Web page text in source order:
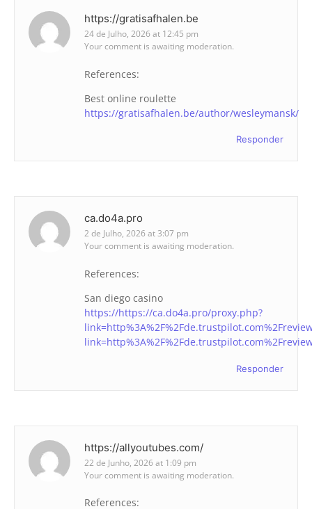
https://gratisafhalen.be
24 de Julho, 2026 at 12:45 pm
Your comment is awaiting moderation.
References:
Best online roulette
https://gratisafhalen.be/author/wesleymansk/
Responder
ca.do4a.pro
2 de Julho, 2026 at 3:07 pm
Your comment is awaiting moderation.
References:
San diego casino
https://https://ca.do4a.pro/proxy.php?
Responder
https://allyoutubes.com/
22 de Junho, 2026 at 1:09 pm
Your comment is awaiting moderation.
References: